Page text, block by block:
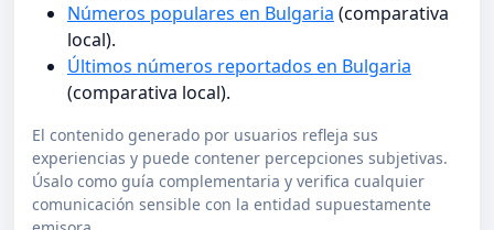
Números populares en Bulgaria (comparativa
local).
Últimos números reportados en Bulgaria
(comparativa local).
El contenido generado por usuarios refleja sus
experiencias y puede contener percepciones subjetivas.
Úsalo como guía complementaria y verifica cualquier
comunicación sensible con la entidad supuestamente